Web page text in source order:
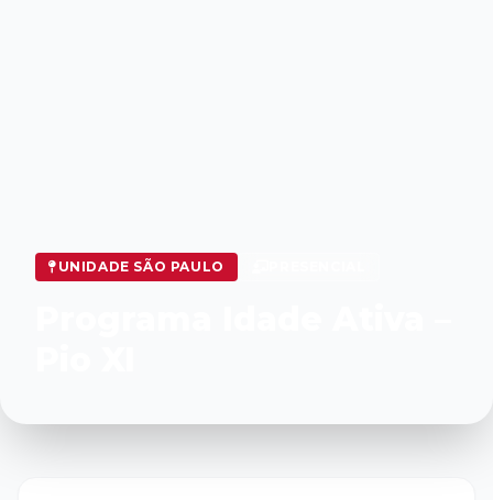
UNIDADE SÃO PAULO